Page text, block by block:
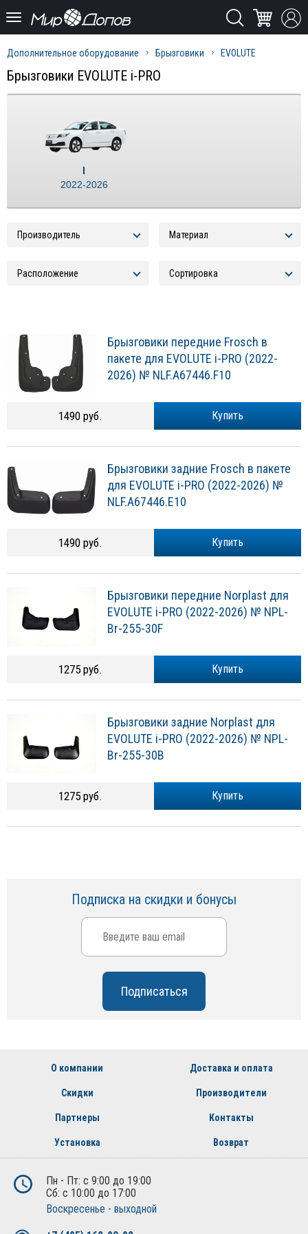
Дополнительное оборудование Брызговики EVOLUTE
Брызговики EVOLUTE i-PRO
I
2022-2026
Брызговики передние Frosch в
пакете для EVOLUTE i-PRO (2022-
2026) № NLF.A67446.F10
Купить
1490 руб.
Брызговики задние Frosch в пакете
для EVOLUTE i-PRO (2022-2026) №
NLF.A67446.E10
Купить
1490 руб.
Брызговики передние Norplast для
EVOLUTE i-PRO (2022-2026) № NPL-
Br-255-30F
Купить
1275 руб.
Брызговики задние Norplast для
EVOLUTE i-PRO (2022-2026) № NPL-
Br-255-30B
Купить
1275 руб.
Подписка на скидки и бонусы
О компании Доставка и оплата
Скидки Производители
Партнеры Контакты
Установка Возврат
Пн - Пт: с 9:00 до 19:00
Сб: с 10:00 до 17:00
Воскресенье - выходной